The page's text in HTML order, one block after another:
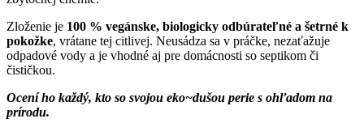
Zloženie je 100 % vegánske, biologicky odbúrateľné a šetrné k
pokožke, vrátane tej citlivej. Neusádza sa v práčke, nezaťažuje
odpadové vody a je vhodné aj pre domácnosti so septikom či
čističkou.
Ocení ho každý, kto so svojou eko~dušou perie s ohľadom na
prírodu.